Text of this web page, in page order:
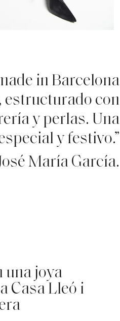
in Barcelona
estructurado con
y perlas. Una
y festivo.”
María García.
una joya
Casa Lleó i